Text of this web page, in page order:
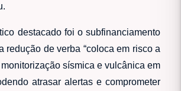
destacado foi o subfinanciamento
redução de verba “coloca em risco a
sísmica e vulcânica em
atrasar alertas e comprometer